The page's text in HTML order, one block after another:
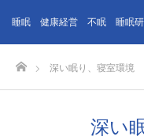
睡眠 健康経営 不眠 睡眠
ホーム
深い眠り、寝室環境
深い